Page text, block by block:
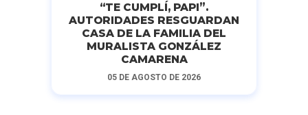
“TE CUMPLÍ, PAPI”.
AUTORIDADES RESGUARDAN
CASA DE LA FAMILIA DEL
MURALISTA GONZÁLEZ
CAMARENA
05 DE AGOSTO DE 2026